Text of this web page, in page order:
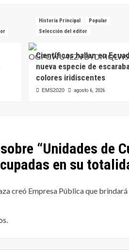
Historia Principal
Popular
Selección del editor
Científicos hallan en
nueva especie de
colores iridiscentes
EMS2020 agosto 6, 2026
“Unidades de
en su
creó Empresa Pública que